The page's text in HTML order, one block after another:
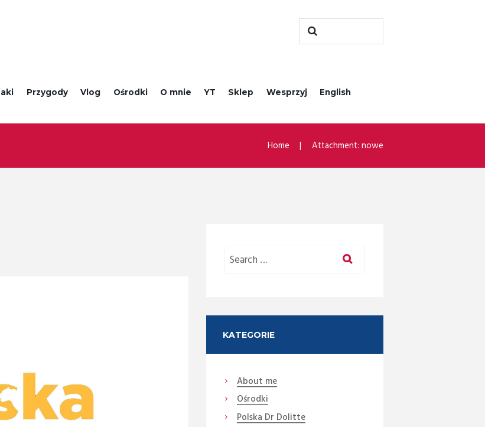
Przygody Vlog Ośrodki O mnie YT Sklep Wesprzyj English
Home Attachment: nowe
Next item
KATEGORIE
About me
Ośrodki
Polska Dr Dolitte